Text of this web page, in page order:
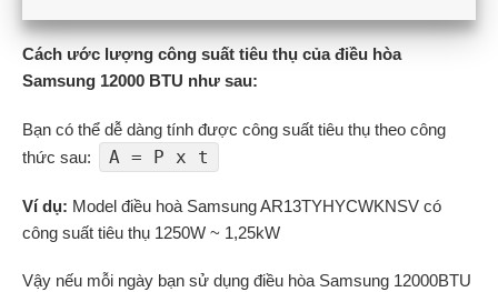
Cách ước lượng công suất tiêu thụ của điều hòa
Samsung 12000 BTU như sau:
Bạn có thể dễ dàng tính được công suất tiêu thụ theo công
thức sau:
A = P x t
Ví dụ: Model điều hoà Samsung AR13TYHYCWKNSV có
công suất tiêu thụ 1250W ~ 1,25kW
Vậy nếu mỗi ngày bạn sử dụng điều hòa Samsung 12000BTU